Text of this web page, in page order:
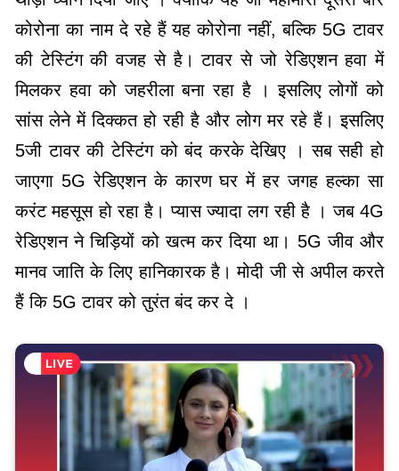
कोरोना का नाम दे रहे हैं यह कोरोना नहीं, बल्कि 5G टावर
की टेस्टिंग की वजह से है। टावर से जो रेडिएशन हवा में
मिलकर हवा को जहरीला बना रहा है । इसलिए लोगों को
सांस लेने में दिक्कत हो रही है और लोग मर रहे हैं। इसलिए
5जी टावर की टेस्टिंग को बंद करके देखिए । सब सही हो
जाएगा 5G रेडिएशन के कारण घर में हर जगह हल्का सा
करंट महसूस हो रहा है। प्यास ज्यादा लग रही है । जब 4G
रेडिएशन ने चिड़ियों को खत्म कर दिया था। 5G जीव और
मानव जाति के लिए हानिकारक है। मोदी जी से अपील करते
हैं कि 5G टावर को तुरंत बंद कर दे ।